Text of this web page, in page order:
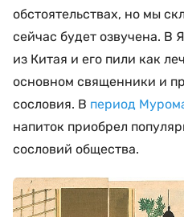
обстоятельствах, но мы
сейчас будет озвучена. В
из Китая и его пили как
основном священники и
сословия. В период
напиток приобрел
сословий общества.